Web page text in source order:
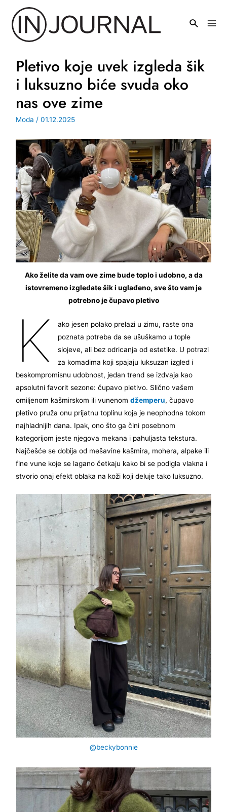
sadržaj
Pletivo koje uvek izgleda šik
i luksuzno biće svuda oko
nas ove zime
Moda /01.12.2025
Ako želite da vam ove zime bude toplo i udobno, a da
istovremeno izgledate šik i uglađeno, sve što vam je
potrebno je čupavo pletivo
K
ako jesen polako prelazi u zimu, raste ona
poznata potreba da se ušuškamo u tople
slojeve, ali bez odricanja od estetike. U potrazi
za komadima koji spajaju luksuzan izgled i
beskompromisnu udobnost, jedan trend se izdvaja kao
apsolutni favorit sezone: čupavo pletivo. Slično vašem
omiljenom kašmirskom ili vunenomdžemperu, čupavo
pletivo pruža onu prijatnu toplinu koja je neophodna tokom
najhladnijih dana. Ipak, ono što ga čini posebnom
kategorijom jeste njegova mekana i pahuljasta tekstura.
Najčešće se dobija od mešavine kašmira, mohera, alpake ili
fine vune koje se lagano četkaju kako bi se podigla vlakna i
stvorio onaj efekt oblaka na koži koji deluje tako luksuzno.
@beckybonnie